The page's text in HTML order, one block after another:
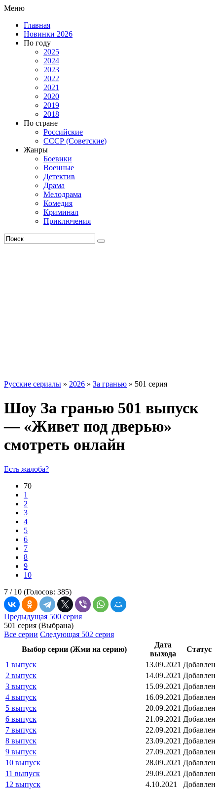
Меню
Главная
Новинки 2026
По году
2025
2024
2023
2022
2021
2020
2019
2018
По стране
Российские
СССР (Советские)
Жанры
Боевики
Военные
Детектив
Драма
Мелодрама
Комедия
Криминал
Приключения
Русские сериалы » 2026 » За гранью » 501 серия
Шоу За гранью 501 выпуск
— «Живет под дверью»
смотреть онлайн
Есть жалоба?
70
1
2
3
4
5
6
7
8
9
10
7 / 10 (Голосов: 385)
Предыдущая 500 серия
501 серия (Выбрана)
Все серии Следующая 502 серия
Выбор серии (Жми на серию)
Дата
выхода
Статус
1 выпуск
13.09.2021 Добавлен
2 выпуск
14.09.2021 Добавлен
3 выпуск
15.09.2021 Добавлен
4 выпуск
16.09.2021 Добавлен
5 выпуск
20.09.2021 Добавлен
6 выпуск
21.09.2021 Добавлен
7 выпуск
22.09.2021 Добавлен
8 выпуск
23.09.2021 Добавлен
9 выпуск
27.09.2021 Добавлен
10 выпуск
28.09.2021 Добавлен
11 выпуск
29.09.2021 Добавлен
12 выпуск
4.10.2021
Добавлен